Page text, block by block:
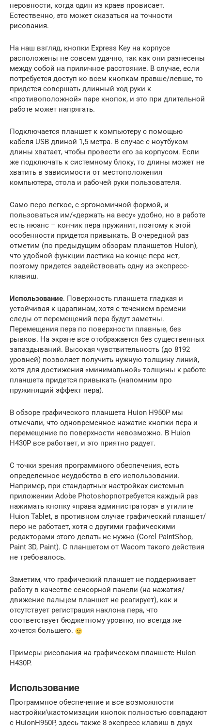
неровности, когда один из краев провисает.
Естественно, это может сказаться на точности
рисования.
На наш взгляд, кнопки Express Key на корпусе
расположены не совсем удачно, так как они разнесены
между собой на приличное расстояние. В случае, если
потребуется доступ ко всем кнопкам правше/левше, то
придется совершать длинный ход руки к
«противоположной» паре кнопок, и это при длительной
работе может напрягать.
Подключается планшет к компьютеру с помощью
кабеля USB длиной 1,5 метра. В случае с ноутбуком
длины хватает, чтобы провести его за корпусом. Если
же подключать к системному блоку, то длины может не
хватить в зависимости от местоположения
компьютера, стола и рабочей руки пользователя.
Само перо легкое, с эргономичной формой, и
пользоваться им/«держать на весу» удобно, но в работе
есть нюанс – кончик пера пружинит, поэтому к этой
особенности придется привыкать. В очередной раз
отметим (по предыдущим обзорам планшетов Huion),
что удобной функции ластика на конце пера нет,
поэтому придется задействовать одну из экспресс-
клавиш.
Использование. Поверхность планшета гладкая и
устойчивая к царапинам, хотя с течением времени
следы от перемещений пера будут заметны.
Перемещения пера по поверхности плавные, без
рывков. На экране все отображается без существенных
запаздываний. Высокая чувствительность (до 8192
уровней) позволяет получить нужную толщину линий,
хотя для достижения «минимальной» толщины к работе
планшета придется привыкать (напомним про
пружинящий эффект пера).
В обзоре графического планшета Huion H950P мы
отмечали, что одновременное нажатие кнопки пера и
перемещение по поверхности невозможно. В Huion
H430P все работает, и это приятно радует.
С точки зрения программного обеспечения, есть
определенное неудобство в его использовании.
Например, при стандартных настройках системыв
приложении Adobe Photoshopпотребуется каждый раз
нажимать кнопку «права администратора» в утилите
Huion Tablet, в противном случае графический планшет/
перо не работает, хотя с другими графическими
редакторами этого делать не нужно (Corel PaintShop,
Paint 3D, Paint). С планшетом от Wacom такого действия
не требовалось.
Заметим, что графический планшет не поддерживает
работу в качестве сенсорной панели (на нажатия/
движение пальцем планшет не реагирует), как и
отсутствует регистрация наклона пера, что
соответствует бюджетному уровню, но всегда же
хочется большего.
Примеры рисования на графическом планшете Huion
H430P.
Использование
Программное обеспечение и все возможности
настройки\кастомизации кнопок полностью совпадают
с HuionH950P, здесь также 8 экспресс клавиш в двух